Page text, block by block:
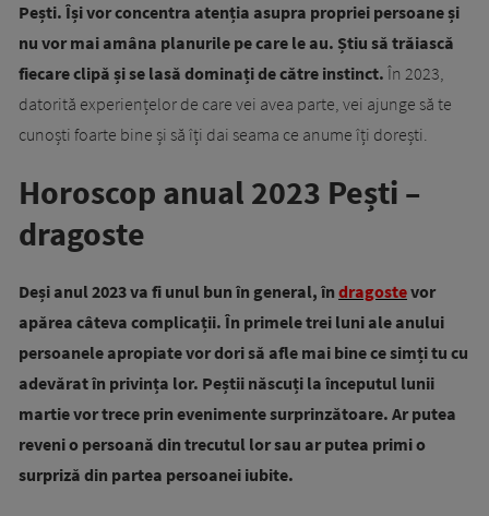
Pești. Își vor concentra atenția asupra propriei persoane și
nu vor mai amâna planurile pe care le au. Știu să trăiască
fiecare clipă și se lasă dominați de către instinct. În 2023,
datorită experiențelor de care vei avea parte, vei ajunge să te
cunoști foarte bine și să îți dai seama ce anume îți dorești.
Horoscop anual 2023 Pești –
dragoste
Deși anul 2023 va fi unul bun în general, în dragostevor
apărea câteva complicații. În primele trei luni ale anului
persoanele apropiate vor dori să afle mai bine ce simți tu cu
adevărat în privința lor. Peștii născuți la începutul lunii
martie vor trece prin evenimente surprinzătoare. Ar putea
reveni o persoană din trecutul lor sau ar putea primi o
surpriză din partea persoanei iubite.